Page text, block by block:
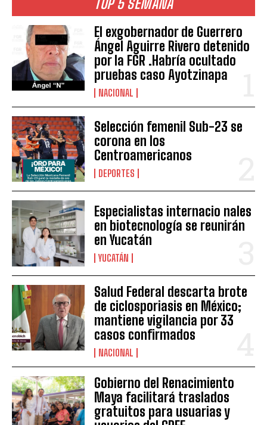
El exgobernador de Guerrero
Ángel Aguirre Rivero detenido
por la FGR .Habría ocultado
pruebas caso Ayotzinapa
NACIONAL
Selección femenil Sub-23 se
corona en los
Centroamericanos
DEPORTES
Especialistas internacio nales
en biotecnología se reunirán
en Yucatán
YUCATÁN
Salud Federal descarta brote
de ciclosporiasis en México;
mantiene vigilancia por 33
casos confirmados
NACIONAL
Gobierno del Renacimiento
Maya facilitará traslados
gratuitos para usuarias y